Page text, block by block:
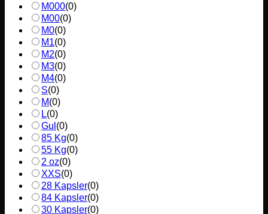
M000(0)
M00(0)
M0(0)
M1(0)
M2(0)
M3(0)
M4(0)
S(0)
M(0)
L(0)
Gul (0)
85 Kg(0)
55 Kg(0)
2 oz(0)
XXS(0)
28 Kapsler(0)
84 Kapsler(0)
30 Kapsler(0)